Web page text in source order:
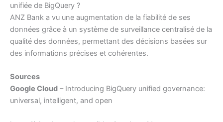
unifiée de BigQuery ?
ANZ Bank a vu une augmentation de la fiabilité de ses
données grâce à un système de surveillance centralisé de la
qualité des données, permettant des décisions basées sur
des informations précises et cohérentes.
Sources
Google Cloud – Introducing BigQuery unified governance:
universal, intelligent, and open